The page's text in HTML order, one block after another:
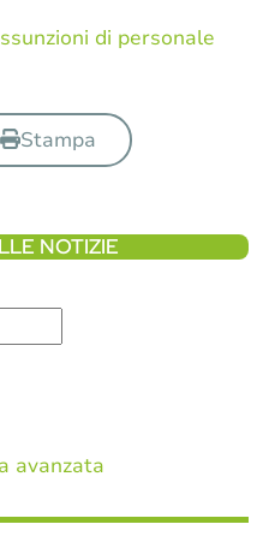
di personale
Stampa
NOTIZIE
avanzata